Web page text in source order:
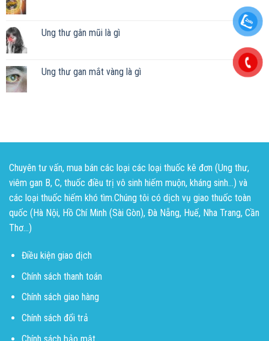
Ung thư gân mũi là gì
Ung thư gan mắt vàng là gì
Chuyên tư vấn, mua bán các loại các loại thuốc kê đơn (Ung thư,
viêm gan B, C, thuốc điều trị vô sinh hiếm muộn, kháng sinh...) và
các loại thuốc hiếm khó tìm.Chúng tôi có dịch vụ giao thuốc toàn
quốc (Hà Nội, Hồ Chí Minh (Sài Gòn), Đà Nẵng, Huế, Nha Trang, Cần
Thơ...)
Điều kiện giao dịch
Chính sách thanh toán
Chính sách giao hàng
Chính sách đổi trả
Chính sách bảo mật